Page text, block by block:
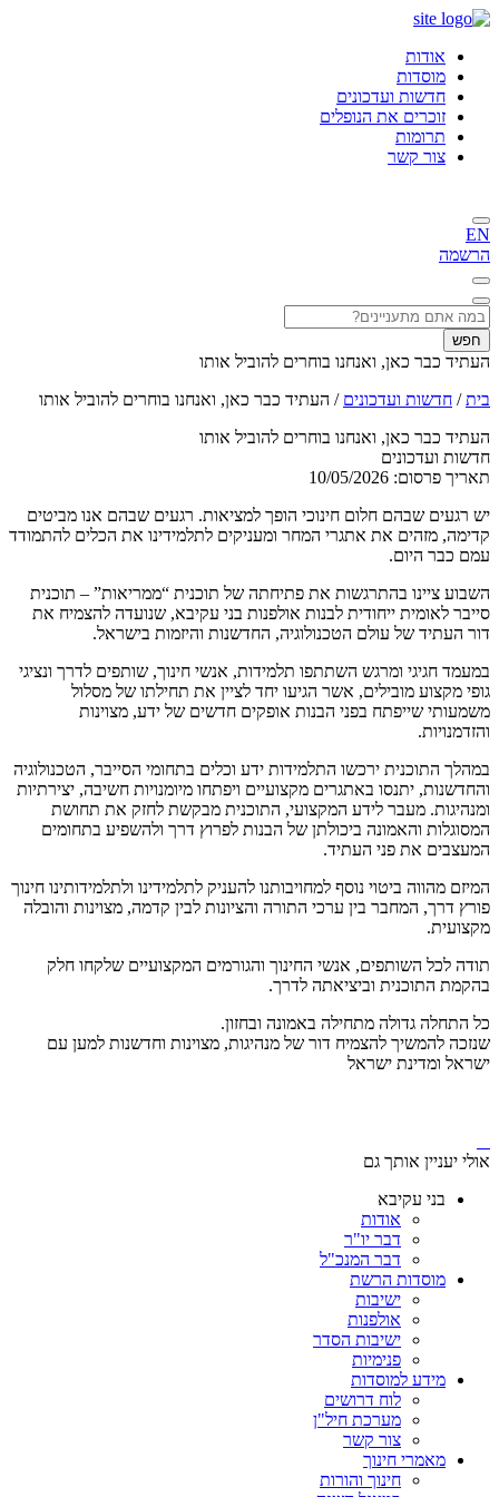
אודות
מוסדות
חדשות ועדכונים
זוכרים את הנופלים
תרומות
צור קשר
EN
הרשמה
חפש
העתיד כבר כאן, ואנחנו בוחרים להוביל אותו
בית/ חדשות ועדכונים / העתיד כבר כאן, ואנחנו בוחרים להוביל אותו
העתיד כבר כאן, ואנחנו בוחרים להוביל אותו
חדשות ועדכונים
תאריך פרסום:
יש רגעים שבהם חלום חינוכי הופך למציאות. רגעים שבהם אנו מביטים
קדימה, מזהים את אתגרי המחר ומעניקים לתלמידינו את הכלים להתמודד
עמם כבר היום.
השבוע ציינו בהתרגשות את פתיחתה של תוכנית “ממריאות” – תוכנית
סייבר לאומית ייחודית לבנות אולפנות בני עקיבא, שנועדה להצמיח את
דור העתיד של עולם הטכנולוגיה, החדשנות והיזמות בישראל.
במעמד חגיגי ומרגש השתתפו תלמידות, אנשי חינוך, שותפים לדרך ונציגי
גופי מקצוע מובילים, אשר הגיעו יחד לציין את תחילתו של מסלול
משמעותי שייפתח בפני הבנות אופקים חדשים של ידע, מצוינות
והזדמנויות.
במהלך התוכנית ירכשו התלמידות ידע וכלים בתחומי הסייבר, הטכנולוגיה
והחדשנות, יתנסו באתגרים מקצועיים ויפתחו מיומנויות חשיבה, יצירתיות
ומנהיגות. מעבר לידע המקצועי, התוכנית מבקשת לחזק את תחושת
המסוגלות והאמונה ביכולתן של הבנות לפרוץ דרך ולהשפיע בתחומים
המעצבים את פני העתיד.
המיזם מהווה ביטוי נוסף למחויבותנו להעניק לתלמידינו ולתלמידותינו חינוך
פורץ דרך, המחבר בין ערכי התורה והציונות לבין קדמה, מצוינות והובלה
מקצועית.
תודה לכל השותפים, אנשי החינוך והגורמים המקצועיים שלקחו חלק
בהקמת התוכנית וביציאתה לדרך.
כל התחלה גדולה מתחילה באמונה ובחזון.
שנזכה להמשיך להצמיח דור של מנהיגות, מצוינות וחדשנות למען עם
ישראל ומדינת ישראל
אולי יעניין אותך גם
בני עקיבא
אודות
דבר יו"ר
דבר המנכ"ל
מוסדות הרשת
ישיבות
אולפנות
ישיבות הסדר
פנימיות
מידע למוסדות
לוח דרושים
מערכת חיל"ן
צור קשר
מאמרי חינוך
חינוך והורות